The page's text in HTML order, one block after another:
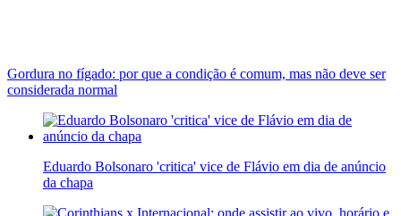
Gordura no fígado: por que a condição é comum, mas não deve ser
considerada normal
Eduardo Bolsonaro 'critica' vice de Flávio em dia de anúncio
da chapa